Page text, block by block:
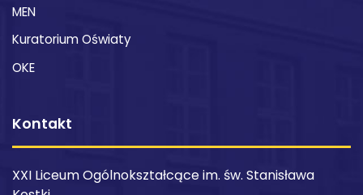
MEN
Kuratorium Oświaty
OKE
Kontakt
XXI Liceum Ogólnokształcące im. św. Stanisława